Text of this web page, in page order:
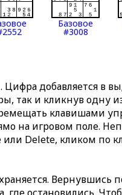
Базовое
#3008
Цифра добавляется в
так и кликнув одну
клавишами
на игровом поле.
Delete, кликом по
Вернувшись